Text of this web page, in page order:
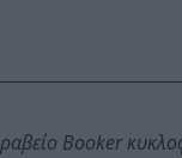
Booker